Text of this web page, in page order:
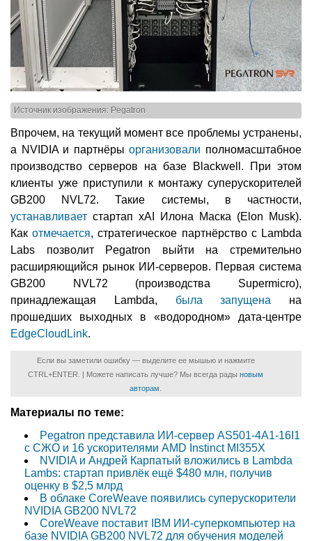
Источник изображения: Pegatron
Впрочем, на текущий момент все проблемы устранены,
а NVIDIA и партнёрыорганизовали полномасштабное
производство серверов на базе Blackwell. При этом
клиенты уже приступили к монтажу суперускорителей
GB200 NVL72. Такие системы, в частности,
устанавливает стартап xAI Илона Маска (Elon Musk).
Какотмечается, стратегическое партнёрство с Lambda
Labs позволит Pegatron выйти на стремительно
расширяющийся рынок ИИ-серверов. Первая система
GB200 NVL72 (производства Supermicro),
принадлежащая Lambda, была запущена на
прошедших выходных в «водородном» дата-центре
EdgeCloudLink.
Если вы заметили ошибку — выделите ее мышью и нажмите
CTRL+ENTER. | Можете написать лучше? Мы всегда рады новым
авторам
Материалы по теме:
Pegatron представила ИИ-сервер AS501-4A1-16I1
с СЖО и 16 ускорителями AMD Instinct MI355X
NVIDIA и Андрей Карпатый вложились в Lambda
Lambs: стартап привлёк ещё $480 млн, получив
оценку в $2,5 млрд
В облаке CoreWeave появились суперускорители
NVIDIA GB200 NVL72
CoreWeave поставит IBM ИИ-суперкомпьютер на
базе NVIDIA GB200 NVL72 для обучения моделей